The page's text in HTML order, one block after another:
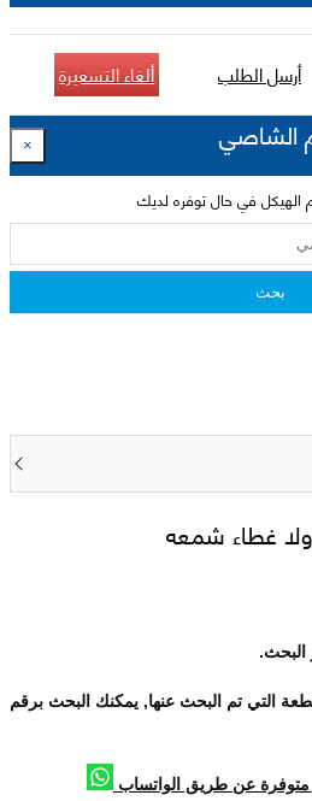
أرسل الطلب ألغاء التسعيرة
الشاصي ×
الهيكل في حال توفره لديك
بحث
2005 كورولا غطاء شمعه
البحث.
التي تم البحث عنها, يمكنك البحث برقم
متوفرة عن طريق الواتساب